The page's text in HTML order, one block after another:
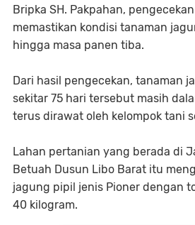
Bripka SH. Pakpahan,
memastikan kondisi tanaman
hingga masa panen tiba.
Dari hasil pengecekan, tanaman
sekitar 75 hari tersebut masih
terus dirawat oleh kelompok tani
Lahan pertanian yang berada di
Betuah Dusun Libo Barat itu
jagung pipil jenis Pioner dengan
40 kilogram.